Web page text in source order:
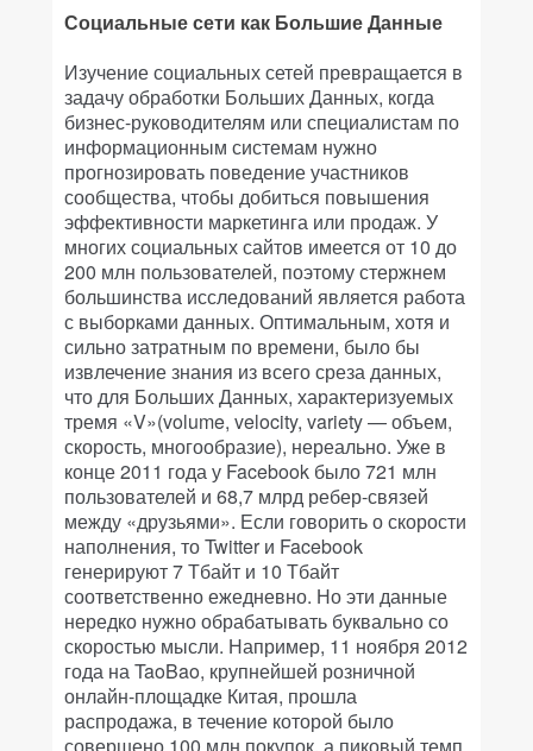
Социальные сети как Большие Данные
Изучение социальных сетей превращается в
задачу обработки Больших Данных, когда
бизнес-руководителям или специалистам по
информационным системам нужно
прогнозировать поведение участников
сообщества, чтобы добиться повышения
эффективности маркетинга или продаж. У
многих социальных сайтов имеется от 10 до
200 млн пользователей, поэтому стержнем
большинства исследований является работа
с выборками данных. Оптимальным, хотя и
сильно затратным по времени, было бы
извлечение знания из всего среза данных,
что для Больших Данных, характеризуемых
тремя «V»(volume, velocity, variety — объем,
скорость, многообразие), нереально. Уже в
конце 2011 года у Facebook было 721 млн
пользователей и 68,7 млрд ребер-связей
между «друзьями». Если говорить о скорости
наполнения, то Twitter и Facebook
генерируют 7 Тбайт и 10 Тбайт
соответственно ежедневно. Но эти данные
нередко нужно обрабатывать буквально со
скоростью мысли. Например, 11 ноября 2012
года на TaoBao, крупнейшей розничной
онлайн-площадке Китая, прошла
распродажа, в течение которой было